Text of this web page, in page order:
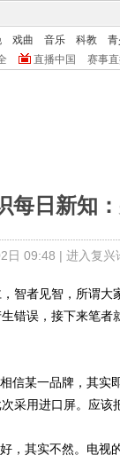
戏曲 音乐 科教
直播中国 赛事
每日新知
日 09:48 | 进入复兴
者见智，所谓大
错误，接下来笔
某一品牌，其实
采用进口屏。应该
其实不然。电视